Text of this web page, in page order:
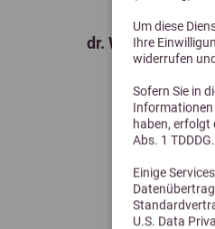
Um diese
Ihre
widerrufen
Sofern Sie in
Informationen
haben, erfolgt
Abs. 1 TDDDG.
Einige
U.S. Data
dr. Weyrauch Nr.
1,5kg